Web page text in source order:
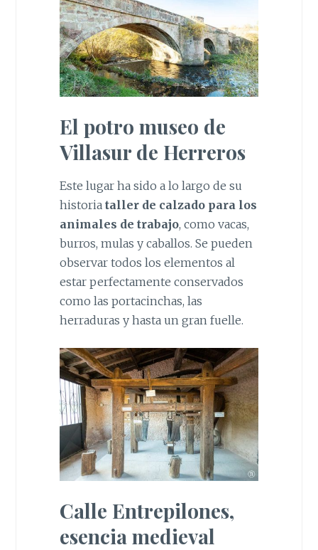
El potro museo de
Villasur de Herreros
Este lugar ha sido a lo largo de su
historia taller de calzado para los
animales de trabajo, como vacas,
burros, mulas y caballos. Se pueden
observar todos los elementos al
estar perfectamente conservados
como las portacinchas, las
herraduras y hasta un gran fuelle.
Calle Entrepilones,
esencia medieval